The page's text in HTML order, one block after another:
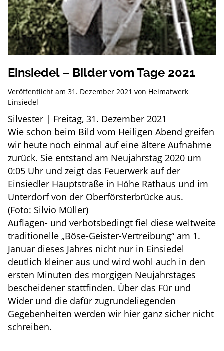
Einsiedel – Bilder vom Tage 2021
Veröffentlicht am 31. Dezember 2021 von Heimatwerk
Einsiedel
Silvester | Freitag, 31. Dezember 2021
Wie schon beim Bild vom Heiligen Abend greifen
wir heute noch einmal auf eine ältere Aufnahme
zurück. Sie entstand am Neujahrstag 2020 um
0:05 Uhr und zeigt das Feuerwerk auf der
Einsiedler Hauptstraße in Höhe Rathaus und im
Unterdorf von der Oberförsterbrücke aus.
(Foto: Silvio Müller)
Auflagen- und verbotsbedingt fiel diese weltweite
traditionelle „Böse-Geister-Vertreibung“ am 1.
Januar dieses Jahres nicht nur in Einsiedel
deutlich kleiner aus und wird wohl auch in den
ersten Minuten des morgigen Neujahrstages
bescheidener stattfinden. Über das Für und
Wider und die dafür zugrundeliegenden
Gegebenheiten werden wir hier ganz sicher nicht
schreiben.